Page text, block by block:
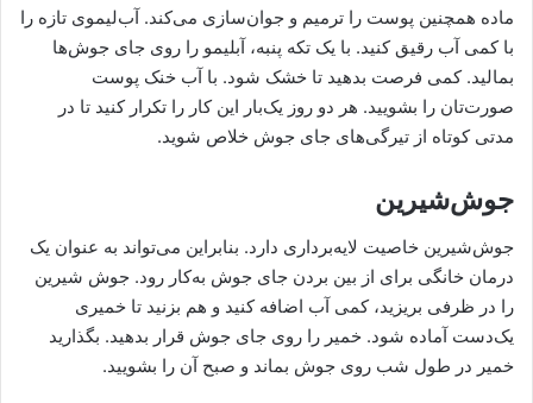
ماده همچنین پوست را ترمیم و جوان‌سازی می‌کند. آب‌لیموی تازه را
با کمی آب رقیق کنید. با یک تکه پنبه، آبلیمو را روی جای جوش‌ها
بمالید. کمی فرصت بدهید تا خشک شود. با آب خنک پوست
صورت‌تان را بشویید. هر دو روز یک‌بار این کار را تکرار کنید تا در
مدتی کوتاه از تیرگی‌های جای جوش خلاص شوید.
جوش‌شیرین
جوش‌شیرین خاصیت لایه‌برداری دارد. بنابراین می‌تواند به عنوان یک
درمان خانگی برای از بین بردن جای جوش به‌کار رود. جوش‌ شیرین
را در ظرفی بریزید، کمی آب اضافه کنید و هم بزنید تا خمیری
یک‌دست آماده شود. خمیر را روی جای جوش قرار بدهید. بگذارید
خمیر در طول شب روی جوش بماند و صبح آن را بشویید.